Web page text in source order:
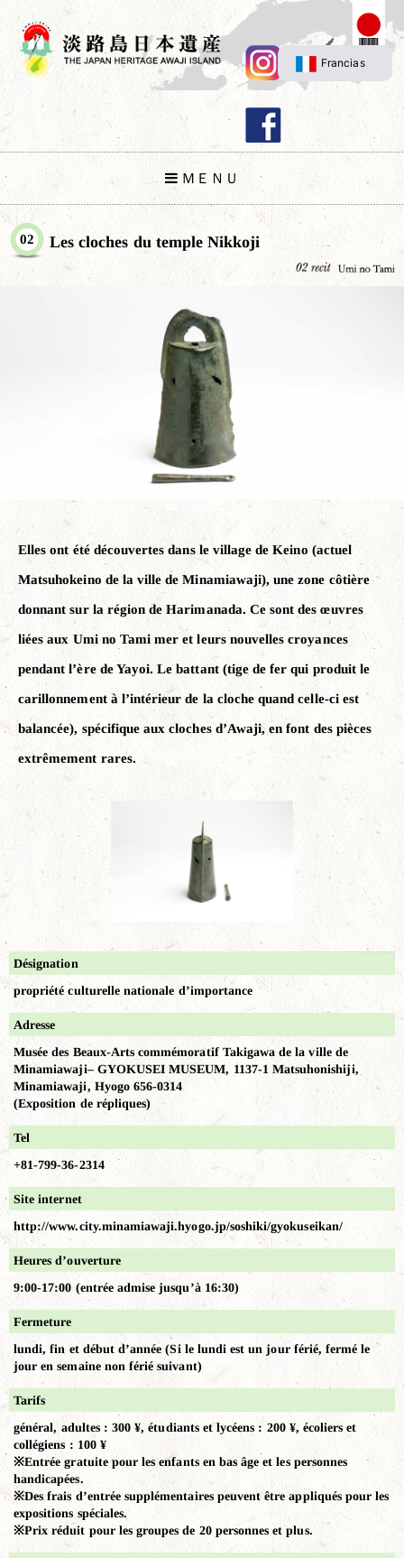
Francias
ＭＥＮＵ
02 Les cloches du temple Nikkoji
Elles ont été découvertes dans le village de Keino (actuel
Matsuhokeino de la ville de Minamiawaji), une zone côtière
donnant sur la région de Harimanada. Ce sont des œuvres
liées aux Umi no Tami mer et leurs nouvelles croyances
pendant l’ère de Yayoi. Le battant (tige de fer qui produit le
carillonnement à l’intérieur de la cloche quand celle-ci est
balancée), spécifique aux cloches d’Awaji, en font des pièces
extrêmement rares.
Désignation
propriété culturelle nationale d’importance
Adresse
Musée des Beaux-Arts commémoratif Takigawa de la ville de
Minamiawaji– GYOKUSEI MUSEUM, 1137-1 Matsuhonishiji,
Minamiawaji, Hyogo 656-0314
(Exposition de répliques)
Tel
+81-799-36-2314
Site internet
http://www.city.minamiawaji.hyogo.jp/soshiki/gyokuseikan/
Heures d’ouverture
9:00-17:00 (entrée admise jusqu’à 16:30)
Fermeture
lundi, fin et début d’année (Si le lundi est un jour férié, fermé le
jour en semaine non férié suivant)
Tarifs
général, adultes : 300 ¥, étudiants et lycéens : 200 ¥, écoliers et
collégiens : 100 ¥
※Entrée gratuite pour les enfants en bas âge et les personnes
handicapées.
※Des frais d’entrée supplémentaires peuvent être appliqués pour les
expositions spéciales.
※Prix réduit pour les groupes de 20 personnes et plus.